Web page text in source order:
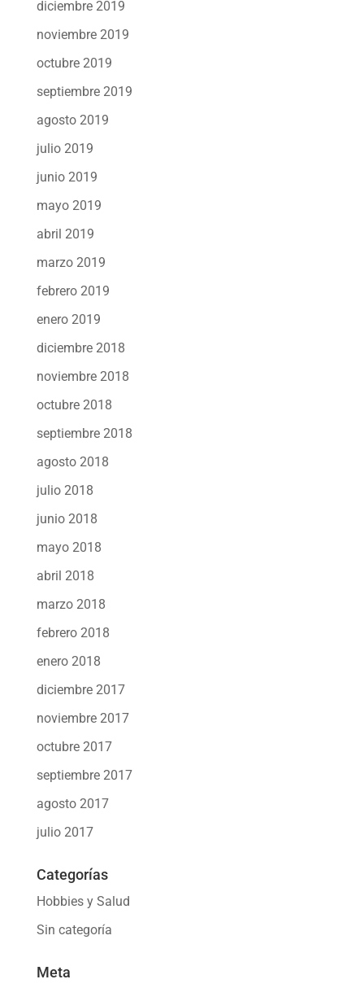
diciembre 2019
noviembre 2019
octubre 2019
septiembre 2019
agosto 2019
julio 2019
junio 2019
mayo 2019
abril 2019
marzo 2019
febrero 2019
enero 2019
diciembre 2018
noviembre 2018
octubre 2018
septiembre 2018
agosto 2018
julio 2018
junio 2018
mayo 2018
abril 2018
marzo 2018
febrero 2018
enero 2018
diciembre 2017
noviembre 2017
octubre 2017
septiembre 2017
agosto 2017
julio 2017
Categorías
Hobbies y Salud
Sin categoría
Meta